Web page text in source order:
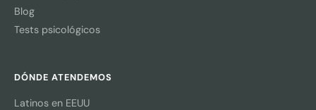
Blog
Tests psicológicos
DÓNDE ATENDEMOS
Latinos en EEUU